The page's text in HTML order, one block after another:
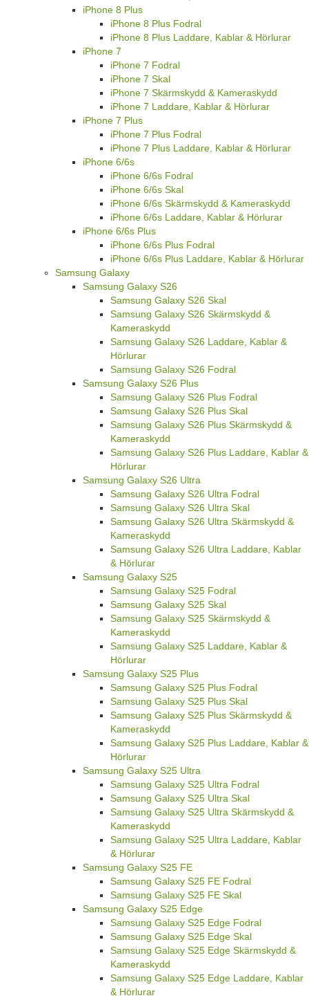
iPhone 8 Plus
iPhone 8 Plus Fodral
iPhone 8 Plus Laddare, Kablar & Hörlurar
iPhone 7
iPhone 7 Fodral
iPhone 7 Skal
iPhone 7 Skärmskydd & Kameraskydd
iPhone 7 Laddare, Kablar & Hörlurar
iPhone 7 Plus
iPhone 7 Plus Fodral
iPhone 7 Plus Laddare, Kablar & Hörlurar
iPhone 6/6s
iPhone 6/6s Fodral
iPhone 6/6s Skal
iPhone 6/6s Skärmskydd & Kameraskydd
iPhone 6/6s Laddare, Kablar & Hörlurar
iPhone 6/6s Plus
iPhone 6/6s Plus Fodral
iPhone 6/6s Plus Laddare, Kablar & Hörlurar
Samsung Galaxy
Samsung Galaxy S26
Samsung Galaxy S26 Skal
Samsung Galaxy S26 Skärmskydd &
Kameraskydd
Samsung Galaxy S26 Laddare, Kablar &
Hörlurar
Samsung Galaxy S26 Fodral
Samsung Galaxy S26 Plus
Samsung Galaxy S26 Plus Fodral
Samsung Galaxy S26 Plus Skal
Samsung Galaxy S26 Plus Skärmskydd &
Kameraskydd
Samsung Galaxy S26 Plus Laddare, Kablar &
Hörlurar
Samsung Galaxy S26 Ultra
Samsung Galaxy S26 Ultra Fodral
Samsung Galaxy S26 Ultra Skal
Samsung Galaxy S26 Ultra Skärmskydd &
Kameraskydd
Samsung Galaxy S26 Ultra Laddare, Kablar
& Hörlurar
Samsung Galaxy S25
Samsung Galaxy S25 Fodral
Samsung Galaxy S25 Skal
Samsung Galaxy S25 Skärmskydd &
Kameraskydd
Samsung Galaxy S25 Laddare, Kablar &
Hörlurar
Samsung Galaxy S25 Plus
Samsung Galaxy S25 Plus Fodral
Samsung Galaxy S25 Plus Skal
Samsung Galaxy S25 Plus Skärmskydd &
Kameraskydd
Samsung Galaxy S25 Plus Laddare, Kablar &
Hörlurar
Samsung Galaxy S25 Ultra
Samsung Galaxy S25 Ultra Fodral
Samsung Galaxy S25 Ultra Skal
Samsung Galaxy S25 Ultra Skärmskydd &
Kameraskydd
Samsung Galaxy S25 Ultra Laddare, Kablar
& Hörlurar
Samsung Galaxy S25 FE
Samsung Galaxy S25 FE Fodral
Samsung Galaxy S25 FE Skal
Samsung Galaxy S25 Edge
Samsung Galaxy S25 Edge Fodral
Samsung Galaxy S25 Edge Skal
Samsung Galaxy S25 Edge Skärmskydd &
Kameraskydd
Samsung Galaxy S25 Edge Laddare, Kablar
& Hörlurar